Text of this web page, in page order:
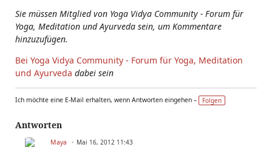
Sie müssen Mitglied von Yoga Vidya Community - Forum für
Yoga, Meditation und Ayurveda sein, um Kommentare
hinzuzufügen.
Bei Yoga Vidya Community - Forum für Yoga, Meditation
und Ayurveda dabei sein
Ich möchte eine E-Mail erhalten, wenn Antworten eingehen – Folgen
Antworten
Maya Mai 16, 2012 11:43